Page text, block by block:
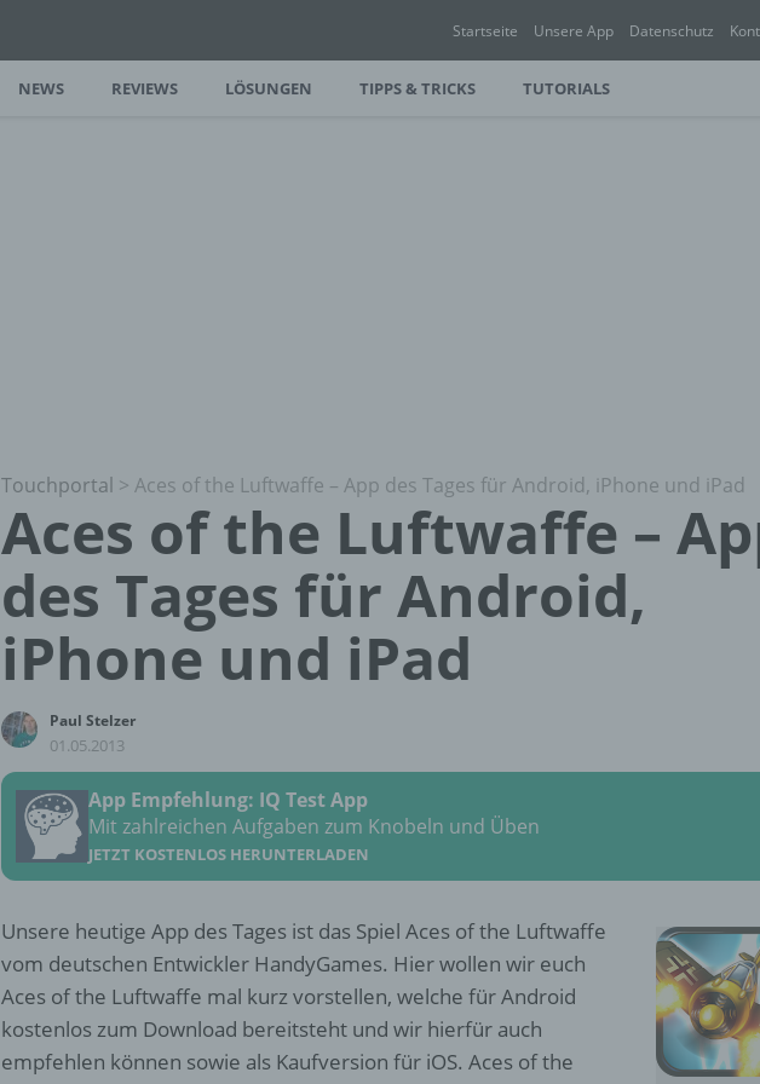
Startseite Unsere App Datenschutz
NEWS REVIEWS LÖSUNGEN TIPPS & TRICKS TUTORIALS
Touchportal > Aces of the Luftwaffe – App des Tages für Android, iPhone und iPad
Aces of the Luftwaffe –
des Tages für Android,
iPhone und iPad
Paul Stelzer
01.05.2013
App Empfehlung: IQ Test App
Mit zahlreichen Aufgaben zum Knobeln und Üben
JETZT KOSTENLOS HERUNTERLADEN
Unsere heutige App des Tages ist das Spiel Aces of the Luftwaffe
vom deutschen Entwickler HandyGames. Hier wollen wir euch
Aces of the Luftwaffe mal kurz vorstellen, welche für Android
kostenlos zum Download bereitsteht und wir hierfür auch
empfehlen können sowie als Kaufversion für iOS. Aces of the